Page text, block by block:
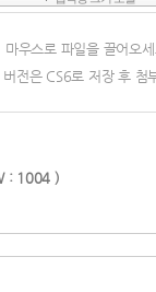
마우스로 파일을 끌어오세
버전은 CS6로 저장 후 첨
: 1004 )